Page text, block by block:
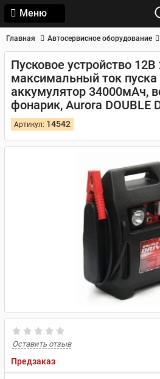
Меню
Главная Автосервисное оборудование
Пусковое устройство 12В
максимальный ток
аккумулятор 34000мАч,
фонарик, Aurora DOUBLE
Артикул: 14542
Оставить отзыв
Предзаказ